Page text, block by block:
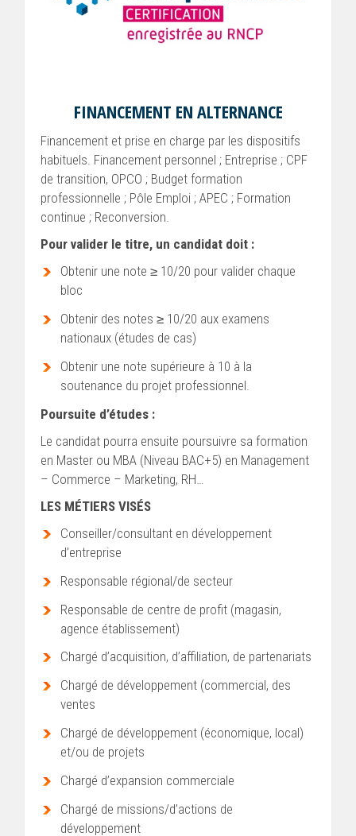
FINANCEMENT EN ALTERNANCE
Financement et prise en charge par les dispositifs
habituels. Financement personnel ; Entreprise ; CPF
de transition, OPCO ; Budget formation
professionnelle ; Pôle Emploi ; APEC ; Formation
continue ; Reconversion.
Pour valider le titre, un candidat doit :
Obtenir une note ≥ 10/20 pour valider chaque
bloc
Obtenir des notes ≥ 10/20 aux examens
nationaux (études de cas)
Obtenir une note supérieure à 10 à la
soutenance du projet professionnel.
Poursuite d’études :
Le candidat pourra ensuite poursuivre sa formation
en Master ou MBA (Niveau BAC+5) en Management
– Commerce – Marketing, RH…
LES MÉTIERS VISÉS
Conseiller/consultant en développement
d’entreprise
Responsable régional/de secteur
Responsable de centre de profit (magasin,
agence établissement)
Chargé d’acquisition, d’affiliation, de partenariats
Chargé de développement (commercial, des
ventes
Chargé de développement (économique, local)
et/ou de projets
Chargé d’expansion commerciale
Chargé de missions/d’actions de
développement